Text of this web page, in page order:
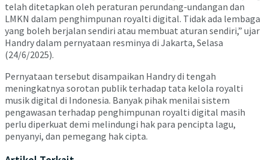
telah ditetapkan oleh peraturan perundang-undangan dan
LMKN dalam penghimpunan royalti digital. Tidak ada lembaga
yang boleh berjalan sendiri atau membuat aturan sendiri,” ujar
Handry dalam pernyataan resminya di Jakarta, Selasa
(24/6/2025).
Pernyataan tersebut disampaikan Handry di tengah
meningkatnya sorotan publik terhadap tata kelola royalti
musik digital di Indonesia. Banyak pihak menilai sistem
pengawasan terhadap penghimpunan royalti digital masih
perlu diperkuat demi melindungi hak para pencipta lagu,
penyanyi, dan pemegang hak cipta.